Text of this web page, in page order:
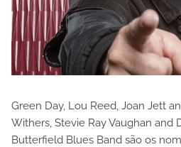
Green Day, Lou Reed, Joan Jett
Withers, Stevie Ray Vaughan and
Butterfield Blues Band são os